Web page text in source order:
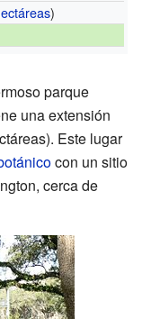
)
parque
una extensión
Este lugar
con un sitio
cerca de